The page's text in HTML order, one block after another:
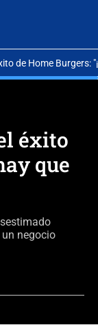
de Home Burgers:
éxito
que
negocio